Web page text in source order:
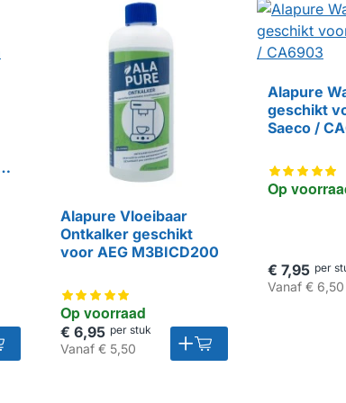
HUISMERK
Op voorraad
Alapure Vloeibaar
Ontkalker geschikt
voor AEG M3BICD200
€ 6,95 per stuk
Vanaf€ 5,50
HUISMERK
Op
Alapure
geschikt
Saeco /
€ 7,95 per
Vanaf€ 6,50